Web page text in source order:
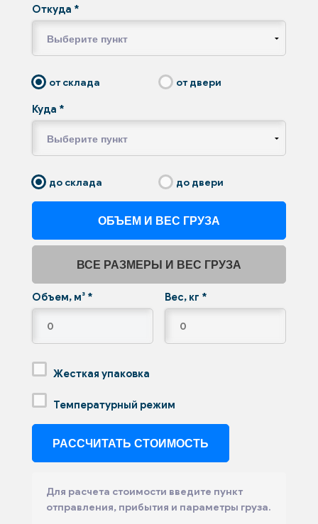
Откуда *
от склада от двери
Куда *
до склада до двери
ОБЪЕМ И ВЕС ГРУЗА
ВСЕ РАЗМЕРЫ И ВЕС ГРУЗА
Объем, м³ * Вес, кг *
Жесткая упаковка
Температурный режим
Для расчета стоимости введите пункт
отправления, прибытия и параметры груза.